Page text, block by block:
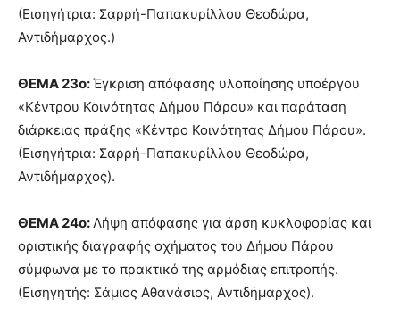
(Εισηγήτρια: Σαρρή-Παπακυρίλλου Θεοδώρα,
Αντιδήμαρχος.)
ΘΕΜΑ 23ο:Έγκριση απόφασης υλοποίησης υποέργου
«Κέντρου Κοινότητας Δήμου Πάρου» και παράταση
διάρκειας πράξης «Κέντρο Κοινότητας Δήμου Πάρου».
(Εισηγήτρια: Σαρρή-Παπακυρίλλου Θεοδώρα,
Αντιδήμαρχος).
ΘΕΜΑ 24ο:Λήψη απόφασης για άρση κυκλοφορίας και
οριστικής διαγραφής οχήματος του Δήμου Πάρου
σύμφωνα με το πρακτικό της αρμόδιας επιτροπής.
(Εισηγητής: Σάμιος Αθανάσιος, Αντιδήμαρχος).